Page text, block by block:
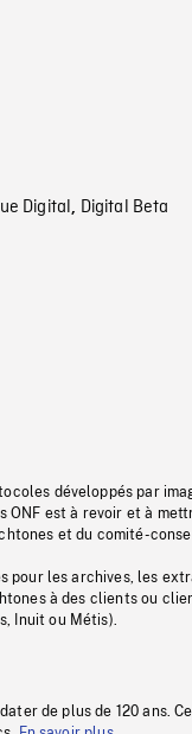
Digital, Digital Beta
développés par
ONF est à revoir et à
et du comité-
pour les archives, les
à des clients ou
Inuit ou Métis).
de plus de 120 ans.